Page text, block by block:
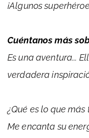
¡Algunos
Cuéntanos más
Es una aventura...
verdadera
¿Qué es lo que
Me encanta su